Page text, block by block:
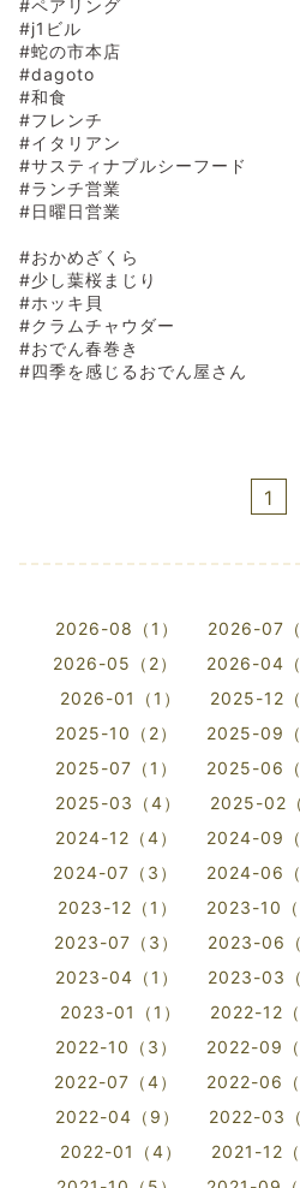
#ペアリング
#j1ビル
#蛇の市本店
#dagoto
#和食
#フレンチ
#イタリアン
#サスティナブルシーフード
#ランチ営業
#日曜日営業
#おかめざくら
#少し葉桜まじり
#ホッキ貝
#クラムチャウダー
#おでん春巻き
#四季を感じるおでん屋さん
1
2026-08（1） 2026-07（
2026-05（2）
2026-04（
2026-01（1）
2025-12（
2025-10（2）
2025-09（
2025-07（1）
2025-06（
2025-03（4）
2025-02（
2024-12（4）
2024-09（
2024-07（3）
2024-06（
2023-12（1）
2023-10（
2023-07（3）
2023-06（
2023-04（1）
2023-03（
2023-01（1）
2022-12（
2022-10（3）
2022-09（
2022-07（4）
2022-06（
2022-04（9）
2022-03（
2022-01（4）
2021-12（